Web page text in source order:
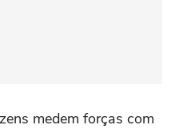
medem forças com